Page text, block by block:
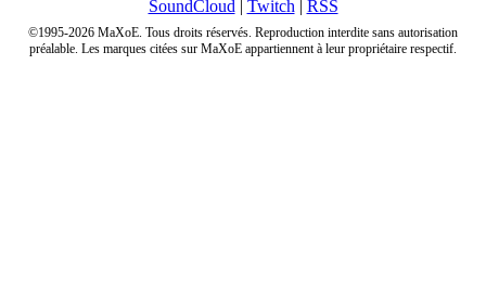
SoundCloud | Twitch | RSS
©1995-2026 MaXoE. Tous droits réservés. Reproduction interdite sans autorisation
préalable. Les marques citées sur MaXoE appartiennent à leur propriétaire respectif.